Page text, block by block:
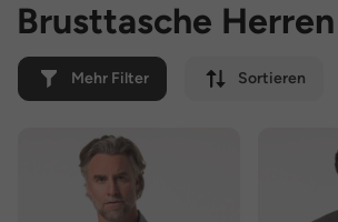
Brusttasche
Mehr Filter Sortieren